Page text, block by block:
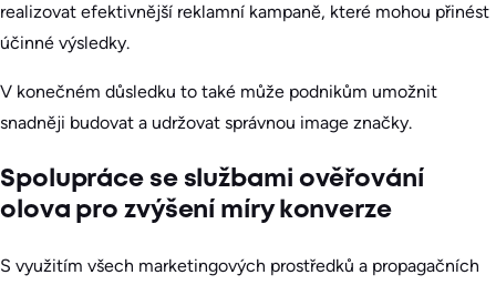
realizovat efektivnější reklamní kampaně, které mohou přinést
účinné výsledky.
V konečném důsledku to také může podnikům umožnit
snadněji budovat a udržovat správnou image značky.
Spolupráce se službami ověřování
olova pro zvýšení míry konverze
S využitím všech marketingových prostředků a propagačních